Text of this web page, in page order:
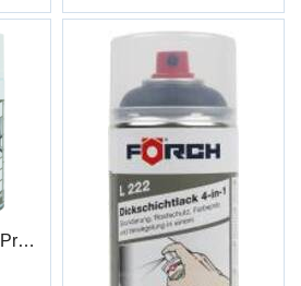
Ruststopp Grunning Profesjonell L239